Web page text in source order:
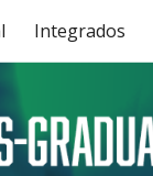
Integrados